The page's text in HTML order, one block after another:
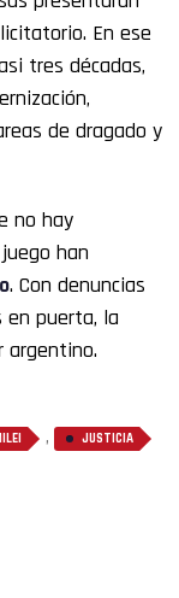
En ese
tres décadas,
de dragado y
no hay
han
. Con denuncias
en puerta, la
argentino.
, JUSTICIA